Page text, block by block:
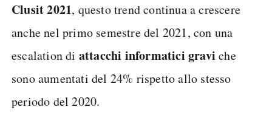
Clusit 2021, questo trend continua a crescere
anche nel primo semestre del 2021, con una
escalation di attacchi informatici gravi che
sono aumentati del 24% rispetto allo stesso
periodo del 2020.